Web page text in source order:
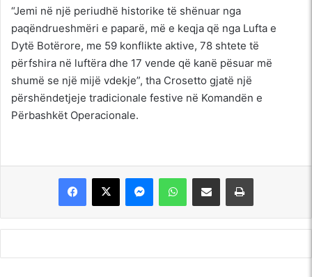
“Jemi në një periudhë historike të shënuar nga
paqëndrueshmëri e paparë, më e keqja që nga Lufta e
Dytë Botërore, me 59 konflikte aktive, 78 shtete të
përfshira në luftëra dhe 17 vende që kanë pësuar më
shumë se një mijë vdekje”, tha Crosetto gjatë një
përshëndetjeje tradicionale festive në Komandën e
Përbashkët Operacionale.